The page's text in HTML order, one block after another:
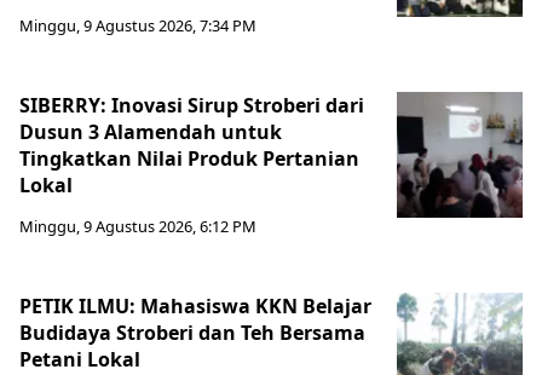
Minggu, 9 Agustus 2026, 7:34 PM
SIBERRY: Inovasi Sirup Stroberi dari
Dusun 3 Alamendah untuk
Tingkatkan Nilai Produk Pertanian
Lokal
Minggu, 9 Agustus 2026, 6:12 PM
PETIK ILMU: Mahasiswa KKN Belajar
Budidaya Stroberi dan Teh Bersama
Petani Lokal